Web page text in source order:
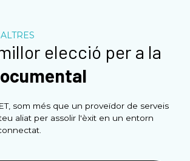
elecció per a la
som més que un proveïdor de serveis
aliat per assolir l'èxit en un entorn